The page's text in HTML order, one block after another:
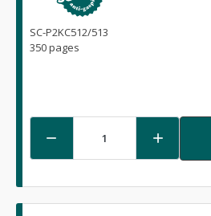
SC-P2KC512/513
350 pages
 